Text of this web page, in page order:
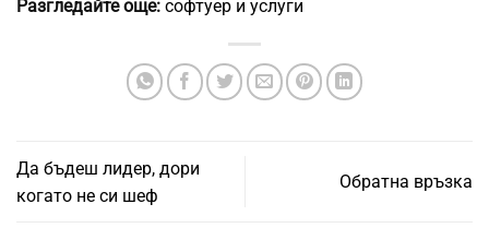
Разгледайте още: софтуер и услуги
Да бъдеш лидер, дори
когато не си шеф
Обратна връзка